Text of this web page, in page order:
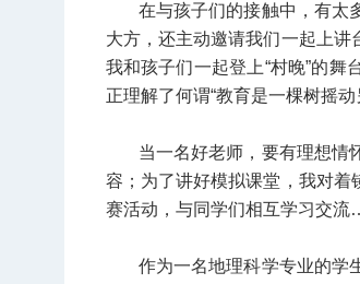
在与孩子们的接触中，有太
大方，还主动邀请我们一起上
我和孩子们一起登上“村晚”的
正理解了何谓“教育是一棵树摇
当一名好老师，要有理想情
容；为了讲好模拟课堂，我对
赛活动，与同学们相互学习交
作为一名地理科学专业的学